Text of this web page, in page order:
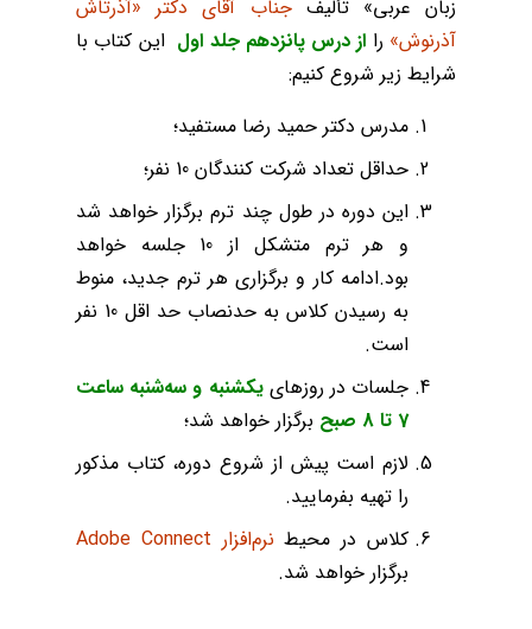
زبان عربی» تألیفجناب آقای دکتر «آذرتاش
آذرنوش» را از درس پانزدهم جلد اول این کتاب با
شرایط زیر شروع کنیم:
مدرس دکتر حمید رضا مستفید؛
حداقل تعداد شرکت کنندگان 10 نفر؛
این دوره در طول چند ترم برگزار خواهد شد
و هر ترم متشکل از 10 جلسه خواهد
بود.ادامه کار و برگزاری هر ترم‌ جدید، منوط
به رسیدن کلاس به حدنصاب حد اقل 10 نفر
است.
جلسات در روزهاییکشنبه و سه‌شنبه ساعت
7 تا 8 صبح
برگزار خواهد شد؛
لازم است پیش از شروع دوره، کتاب مذکور
را تهیه بفرمایید.
کلاس در محیط نرم‌افزار Adobe Connect
برگزار خواهد شد.